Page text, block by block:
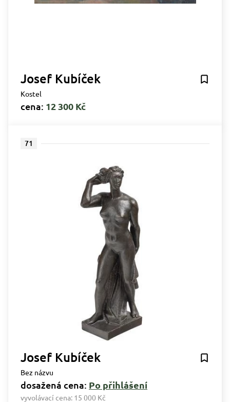
Josef Kubíček
Kostel
cena: 12 300 Kč
71
Josef Kubíček
Bez názvu
dosažená cena: Po přihlášení
vyvolávací cena: 15 000 Kč